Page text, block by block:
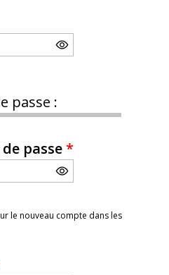
passe :
passe*
le nouveau compte dans les